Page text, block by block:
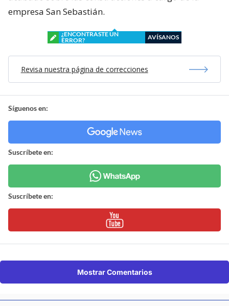
empresa San Sebastián.
¿ENCONTRASTE UN
ERROR?
AVÍSANOS
Revisa nuestra página de correcciones
Síguenos en:
Suscríbete en:
Suscríbete en:
Mostrar Comentarios